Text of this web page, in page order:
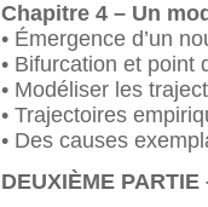
Chapitre 4 – Un
• Émergence d’un
• Bifurcation et point
• Modéliser les
• Trajectoires
• Des causes
DEUXIÈME